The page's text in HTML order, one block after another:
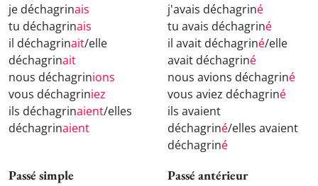
je déchagrinais
tu déchagrinais
il déchagrinait/elle
déchagrinait
nous déchagrinions
vous déchagriniez
ils déchagrinaient/elles
déchagrinaient
j'avais déchagriné
tu avais déchagriné
il avait déchagriné/elle
avait déchagriné
nous avions déchagriné
vous aviez déchagriné
ils avaient
déchagriné/elles avaient
déchagriné
Passé simple Passé antérieur